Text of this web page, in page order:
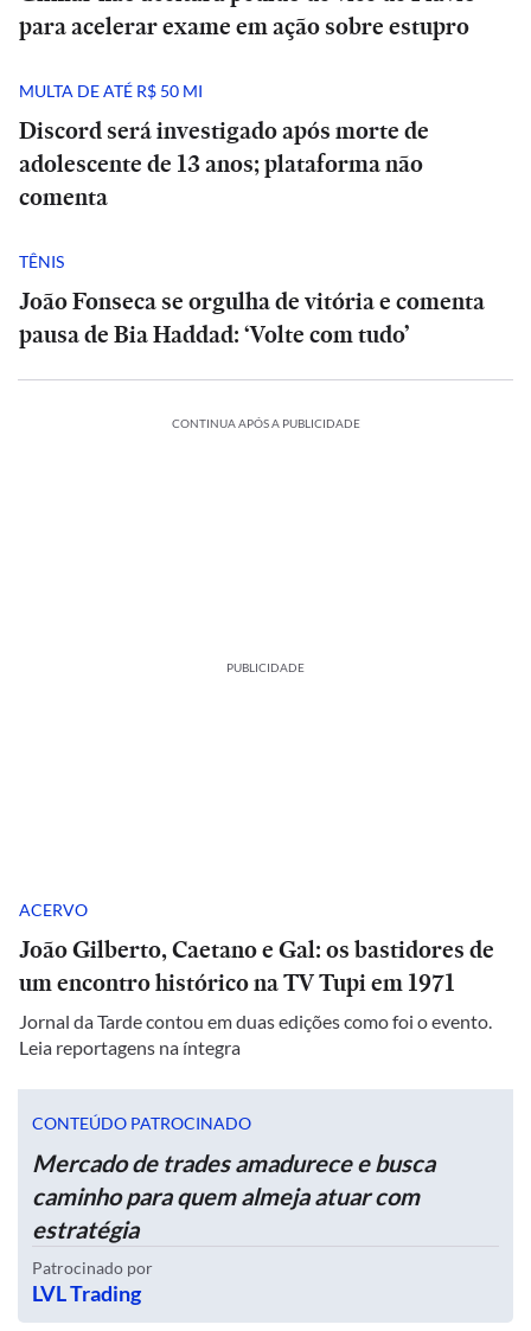
para acelerar exame em ação sobre estupro
MULTA DE ATÉ R$ 50 MI
Discord será investigado após morte de
adolescente de 13 anos; plataforma não
comenta
TÊNIS
João Fonseca se orgulha de vitória e comenta
pausa de Bia Haddad: ‘Volte com tudo’
CONTINUA APÓS A PUBLICIDADE
PUBLICIDADE
ACERVO
João Gilberto, Caetano e Gal: os bastidores de
um encontro histórico na TV Tupi em 1971
Jornal da Tarde contou em duas edições como foi o evento.
Leia reportagens na íntegra
CONTEÚDO PATROCINADO
Mercado de trades amadurece e busca
caminho para quem almeja atuar com
estratégia
Patrocinado por
LVL Trading